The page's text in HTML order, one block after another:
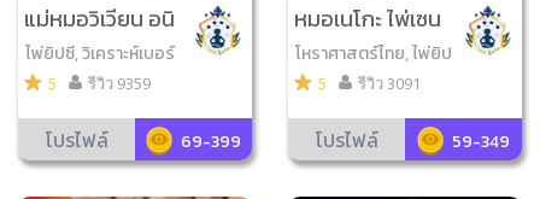
แม่หมอวิเวียน อนิ
นทิตา
ไพ่ยิปซี, วิเคราะห์เบอร์
มือถือ, ไพ่ออราเคิล, ไพ่
ดีมีสุข, ดูฤกษ์มงคล, ดูเ
ลขมงคล, ไพ่ความรัก,
5 รีวิว 9359
โปรไฟล์ 69-399
หมอเนโกะ ไพ่เซน
ส์สัมผัส
โหราศาสตร์ไทย, ไพ่ยิป
ซี, วิเคราะห์เบอร์มือถือ,
ตร์จีน, ดูเลขมงคล, ตั้ง
ชื่อมงคล
5 รีวิว 3091
โปรไฟล์ 59-349